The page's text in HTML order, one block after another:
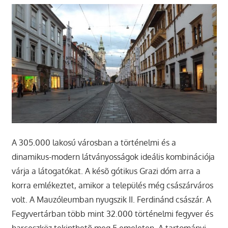
A 305.000 lakosú városban a történelmi és a
dinamikus-modern látványosságok ideális kombinációja
várja a látogatókat. A késõ gótikus Grazi dóm arra a
korra emlékeztet, amikor a település még császárváros
volt. A Mauzóleumban nyugszik II. Ferdinánd császár. A
Fegyvertárban több mint 32.000 történelmi fegyver és